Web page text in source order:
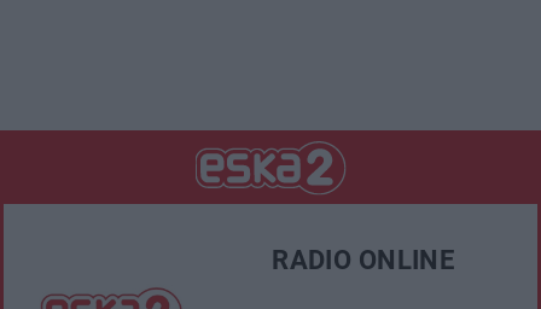
RADIO ONLINE